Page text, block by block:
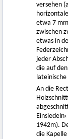
versehen
etwa 7
zwischen
etwas in
jeder
die auf
An die
1942m).
die